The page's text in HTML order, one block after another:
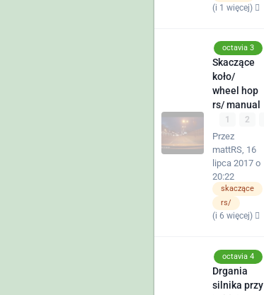
(i 1 więcej)
octavia 3
Skaczące
koło/
wheel hop
rs/ manual
1 2
Przez
mattRS, 16
lipca 2017 o
20:22
skaczące
rs/
(i 6 więcej)
octavia 4
Drgania
silnika przy